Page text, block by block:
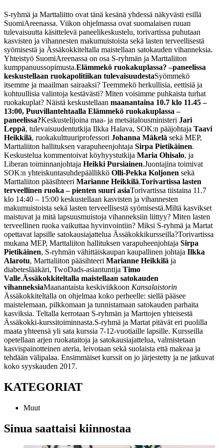
S-ryhmä ja Marttaliitto ovat tänä kesänä yhdessä näkyvästi esillä
SuomiAreenassa. Viikon ohjelmassa ovat suomalaisen ruuan
tulevaisuutta käsittelevä paneelikeskustelu, torivartissa puhutaan
kasvisten ja vihannesten makumuistoista sekä lasten terveellisestä
syömisestä ja Ässäkokkiteltalla maistellaan satokauden vihanneksia.
Yhteistyö SuomiAreenassa on osa S-ryhmän ja Marttaliiton
kumppanuussopimusta.Elämmekö ruokakuplassa? –paneelissa
keskustellaan ruokapolitiikan tulevaisuudestaSyömmekö
itsemme ja maailman sairaaksi? Teemmekö herkullisia, eettisiä ja
kohtuullisia valintoja kestävästi? Miten voisimme puhkaista turhat
ruokakuplat? Näistä keskustellaan maanantaina 10.7 klo 11.45 –
13:00, Puuvillantehtaalla Elämmekö ruokakuplassa –
paneelissa?Keskustelijoina maa- ja metsätalousministeri Jari
Leppä, tulevaisuudentutkija Ilkka Halava, SOK:n pääjohtaja Taavi
Heikkilä, ruokakulttuuriprofessori Johanna Mäkelä sekä MEP,
Marttaliiton hallituksen varapuheenjohtaja Sirpa Pietikäinen.
Keskustelua kommentoivat köyhyystutkija Maria Ohisalo, ja
Liberan toiminnanjohtaja Heikki Pursiainen.Juontajina toimivat
SOK:n yhteiskuntasuhdepäällikkö Olli-Pekka Koljonen sekä
Marttaliiton pääsihteeri Marianne Heikkilä.Torivartissa lasten
terveellinen ruoka – pienten suuri asiaTorivartissa tiistaina 11.7
klo 14:40 – 15:00 keskustellaan kasvisten ja vihannesten
makumuistoista sekä lasten terveellisestä syömisestä.Miltä kasvikset
maistuvat ja mitä lapsuusmuistoja vihanneksiin liittyy? Miten lasten
terveellinen ruoka vaikuttaa hyvinvointiin? Miksi S-ryhmä ja Martat
opettavat lapsille satokausiajattelua Ässäkokkikursseilla?Torivartissa
mukana MEP, Marttaliiton hallituksen varapuheenjohtaja Sirpa
Pietikäinen, S-ryhmän vähittäiskaupan kaupallinen johtaja Ilkka
Alarotu, Marttaliiton pääsihteeri Marianne Heikkilä ja
diabeteslääkäri, TwoDads-asiantuntija Timo
Valle.Ässäkokkiteltalla maistellaan satokauden
vihanneksiaMaanantaista keskiviikkoon Kansalaistorin
Ässäkokkiteltalla on ohjelmaa koko perheelle: siellä pääsee
maistelemaan, pilkkomaan ja tunnistamaan satokauden parhaita
kasviksia. Teltalla kerrotaan S-ryhmän ja Marttojen yhteisestä
Ässäkokki-kurssitoiminnasta.S-ryhmä ja Martat pitävät eri puolilla
maata yhteensä yli sata kurssia 7-12-vuotiaille lapsille. Kursseilla
opetellaan arjen ruokataitoja ja satokausiajattelua, valmistetaan
kasvispainotteinen ateria, leivotaan sekä suolaista että makeaa ja
tehdään välipalaa. Ensimmäiset kurssit on jo järjestetty ja ne jatkuvat
koko syyskauden 2017.
KATEGORIAT
Muut
Sinua saattaisi kiinnostaa